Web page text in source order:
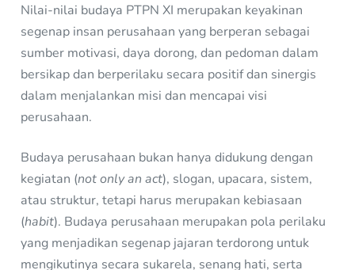
Nilai-nilai budaya PTPN XI merupakan keyakinan
segenap insan perusahaan yang berperan sebagai
sumber motivasi, daya dorong, dan pedoman dalam
bersikap dan berperilaku secara positif dan sinergis
dalam menjalankan misi dan mencapai visi
perusahaan.
Budaya perusahaan bukan hanya didukung dengan
kegiatan (not only an act), slogan, upacara, sistem,
atau struktur, tetapi harus merupakan kebiasaan
(habit). Budaya perusahaan merupakan pola perilaku
yang menjadikan segenap jajaran terdorong untuk
mengikutinya secara sukarela, senang hati, serta